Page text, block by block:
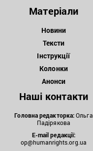
Матеріали
Новини
Тексти
Інструкції
Колонки
Анонси
Наші контакти
Головна редакторка:Ольга
Падірякова
E-mail редакції:
op@humanrights.org.ua